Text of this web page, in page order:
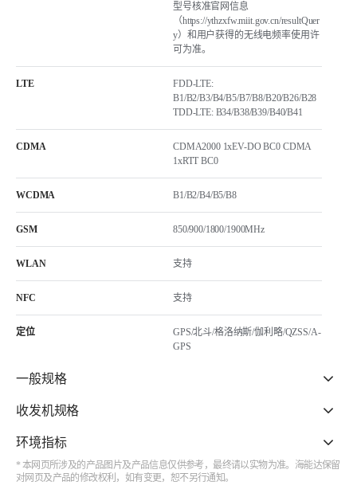
型号核准官网信息
（https://ythzxfw.miit.gov.cn/resultQuer
y）和用户获得的无线电频率使用许
可为准。
LTE
FDD-LTE:
B1/B2/B3/B4/B5/B7/B8/B20/B26/B28
TDD-LTE: B34/B38/B39/B40/B41
CDMA
CDMA2000 1xEV-DO BC0 CDMA
1xRTT BC0
WCDMA B1/B2/B4/B5/B8
GSM 850/900/1800/1900MHz
WLAN 支持
NFC 支持
定位
GPS/北⽃/格洛纳斯/伽利略/QZSS/A-
GPS
一般规格
收发机规格
环境指标
* 本网页所涉及的产品图片及产品信息仅供参考，最终请以实物为准。海能达保留
对网页及产品的修改权利，如有变更，恕不另行通知。